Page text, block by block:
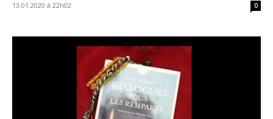
13.01.2020 à 22h02 0